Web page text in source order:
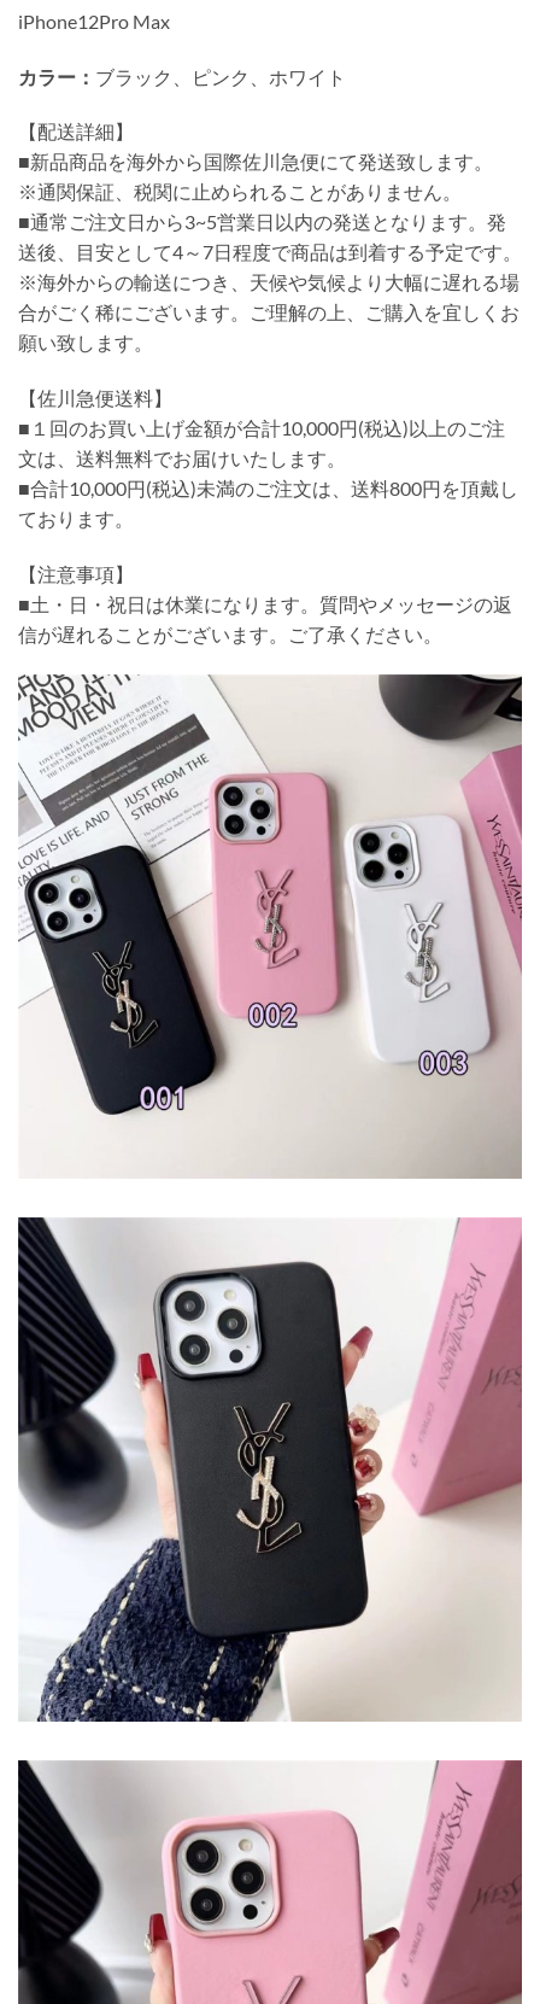
iPhone12Pro Max
カラー： ブラック、ピンク、ホワイト
【配送詳細】
■新品商品を海外から国際佐川急便にて発送致します。
※通関保証、税関に止められることがありません。
■通常ご注文日から3~5営業日以内の発送となります。発
送後、目安として4～7日程度で商品は到着する予定です。
※海外からの輸送につき、天候や気候より大幅に遅れる場
合がごく稀にございます。ご理解の上、ご購入を宜しくお
願い致します。
【佐川急便送料】
■１回のお買い上げ金額が合計10,000円(税込)以上のご注
文は、送料無料でお届けいたします。
■合計10,000円(税込)未満のご注文は、送料800円を頂戴し
ております。
【注意事項】
■土・日・祝日は休業になります。質問やメッセージの返
信が遅れることがございます。ご了承ください。